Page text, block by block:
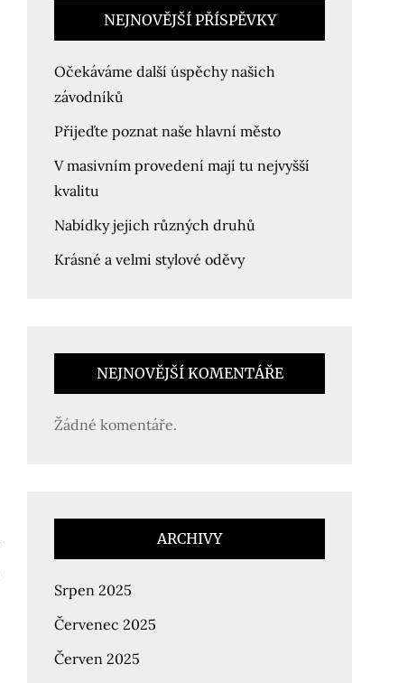
NEJNOVĚJŠÍ PŘÍSPĚVKY
Očekáváme další úspěchy našich
závodníků
Přijeďte poznat naše hlavní město
V masivním provedení mají tu nejvyšší
kvalitu
Nabídky jejich různých druhů
Krásné a velmi stylové oděvy
NEJNOVĚJŠÍ KOMENTÁŘE
Žádné komentáře.
ARCHIVY
Srpen 2025
Červenec 2025
Červen 2025